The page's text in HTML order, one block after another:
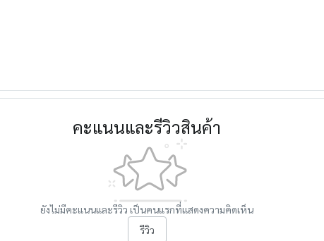
คะแนนและรีวิวสินค้า
ยังไม่มีคะแนนและรีวิว เป็นคนแรกที่แสดงความคิดเห็น
รีวิว